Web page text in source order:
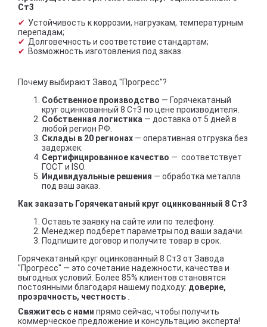
Ст3
Устойчивость к коррозии, нагрузкам, температурным
перепадам;
Долговечность и соответствие стандартам;
Возможность изготовления под заказ.
Почему выбирают Завод "Прогресс"?
Собственное производство — Горячекатаный
круг оцинкованный 8 Ст3 по цене производителя.
Собственная логистика — доставка от 5 дней в
любой регион РФ.
Склады в 20 регионах — оперативная отгрузка без
задержек.
Сертифицированное качество — соответствует
ГОСТ и ISO.
Индивидуальные решения — обработка металла
под ваш заказ.
Как заказать Горячекатаный круг оцинкованный 8 Ст3
Оставьте заявку на сайте или по телефону.
Менеджер подберет параметры под ваши задачи.
Подпишите договор и получите товар в срок.
Горячекатаный круг оцинкованный 8 Ст3 от Завода
"Прогресс" — это сочетание надежности, качества и
выгодных условий. Более 85% клиентов становятся
постоянными благодаря нашему подходу: доверие,
прозрачность, честность
Свяжитесь с нами прямо сейчас, чтобы получить
коммерческое предложение и консультацию эксперта!